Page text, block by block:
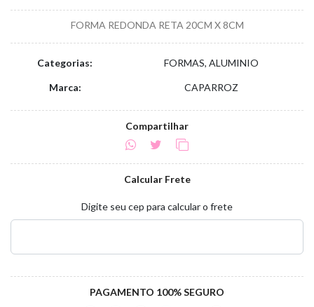
FORMA REDONDA RETA 20CM X 8CM
Categorias: FORMAS, ALUMINIO
Marca: CAPARROZ
Compartilhar
Calcular Frete
Digite seu cep para calcular o frete
PAGAMENTO 100% SEGURO